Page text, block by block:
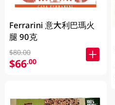
Ferrarini 意大利巴瑪火
腿 90克
$80.00
$66.00